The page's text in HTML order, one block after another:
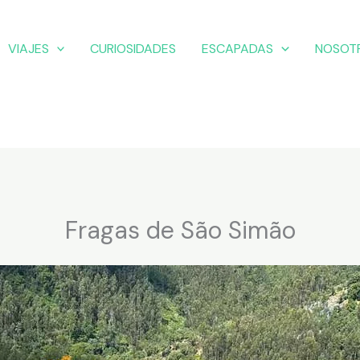
VIAJES CURIOSIDADES ESCAPADAS
Fragas de São Simão